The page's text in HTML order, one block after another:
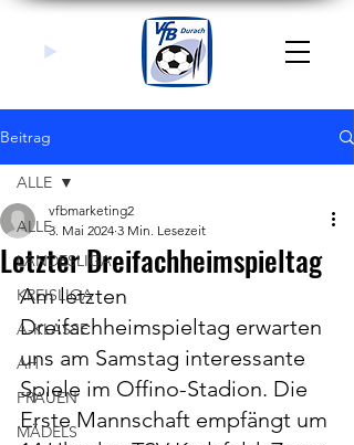
Beitrag
ALLE
LANDESLIGA
KREISLIGA
A-KLASSE
AH
FRAUEN
MÄDELS
ALLE
Letzter Dreifachheimspieltag
vfbmarketing2
3. Mai 2024 3 Min. Lesezeit
Am letzten
Dreifachheimspieltag erwarten
uns am Samstag interessante
Spiele im Offino-Stadion. Die
Erste Mannschaft empfängt um